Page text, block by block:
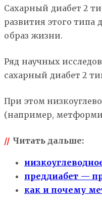
Сахарный диабет 2
развития этого
образ жизни.
Ряд научных
сахарный диабет 2
При этом
(например,
// Читать дальше:
преддиабет —
как и почему